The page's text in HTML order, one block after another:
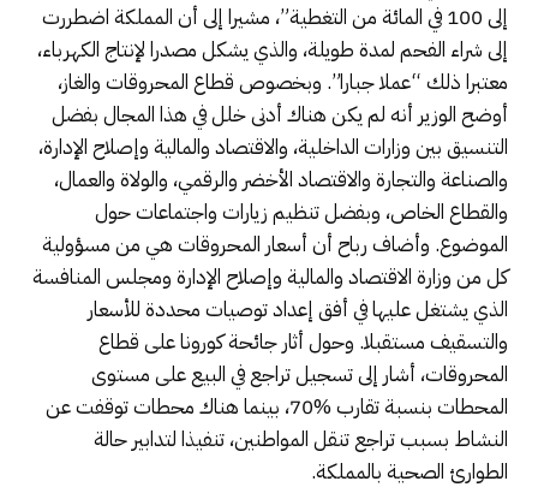
إلى 100 في المائة من التغطية”، مشيرا إلى أن المملكة اضطررت
إلى شراء الفحم لمدة طويلة، والذي يشكل مصدرا لإنتاج الكهرباء،
معتبرا ذلك “عملا جبارا”. وبخصوص قطاع المحروقات والغاز،
أوضح الوزير أنه لم يكن هناك أدنى خلل في هذا المجال بفضل
التنسيق بين وزارات الداخلية، والاقتصاد والمالية وإصلاح الإدارة،
والصناعة والتجارة والاقتصاد الأخضر والرقمي، والولاة والعمال،
والقطاع الخاص، وبفضل تنظيم زيارات واجتماعات حول
الموضوع. وأضاف رباح أن أسعار المحروقات هي من مسؤولية
كل من وزارة الاقتصاد والمالية وإصلاح الإدارة ومجلس المنافسة
الذي يشتغل عليها في أفق إعداد توصيات محددة للأسعار
والتسقيف مستقبلا. وحول أثار جائحة كورونا على قطاع
المحروقات، أشار إلى تسجيل تراجع في البيع على مستوى
المحطات بنسبة تقارب %70، بينما هناك محطات توقفت عن
النشاط بسبب تراجع تنقل المواطنين، تنفيذا لتدابير حالة
الطوارئ الصحية بالمملكة.